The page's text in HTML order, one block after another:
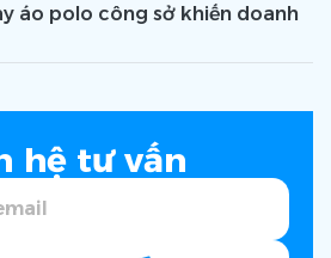
áo polo công sở khiến doanh
hệ tư vấn